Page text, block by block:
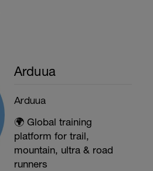
Arduua
Arduua
🌍 Global training
platform for trail,
mountain, ultra & road
runners